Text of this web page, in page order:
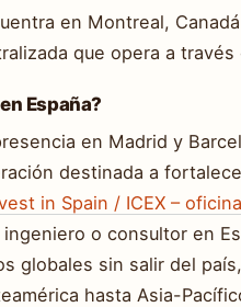
en Montreal,
que opera a
España?
en Madrid y
destinada a
in Spain / ICEX –
o consultor en
globales sin salir del
hasta Asia-